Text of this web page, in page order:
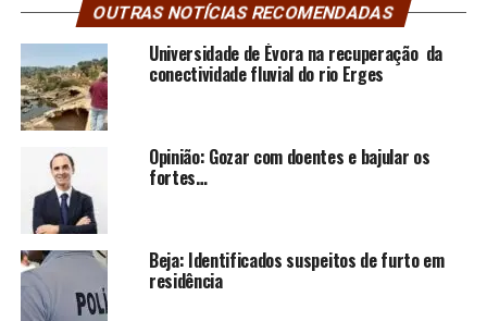
OUTRAS NOTÍCIAS RECOMENDADAS
Universidade de Évora na recuperação da
conectividade fluvial do rio Erges
Opinião: Gozar com doentes e bajular os
fortes…
Beja: Identificados suspeitos de furto em
residência